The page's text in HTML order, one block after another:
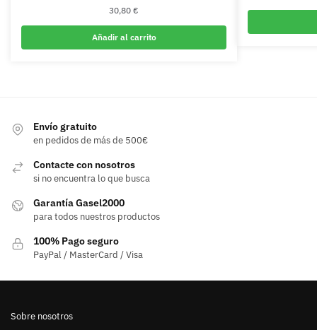
30,80 €
Añadir al carrito
Envío gratuito
en pedidos de más de 500€
Contacte con nosotros
si no encuentra lo que busca
Garantía Gasel2000
para todos nuestros productos
100% Pago seguro
PayPal / MasterCard / Visa
Sobre nosotros